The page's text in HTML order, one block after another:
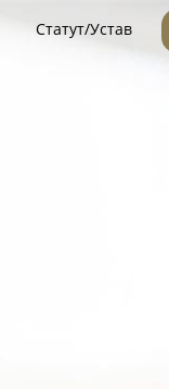
Статут/Устав